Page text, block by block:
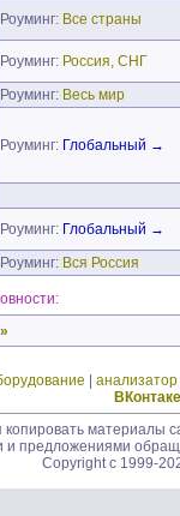
Роуминг: Все страны
Роуминг: Россия, СНГ
Роуминг: Весь мир
Роуминг: Глобальный →
Роуминг: Глобальный →
Роуминг: Вся Россия
»
анализатор
ВКонтаке
материалы
и предложениями
Copyright c 1999-